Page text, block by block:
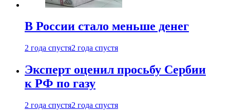
В России стало меньше денег
2 года спустя2 года спустя
Эксперт оценил просьбу Сербии
к РФ по газу
2 года спустя2 года спустя